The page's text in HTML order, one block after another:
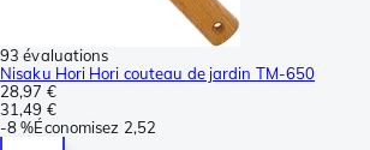
93 évaluations
Nisaku Hori Hori couteau de jardin TM-650
28,97 €
31,49 €
-8 %Économisez 2,52